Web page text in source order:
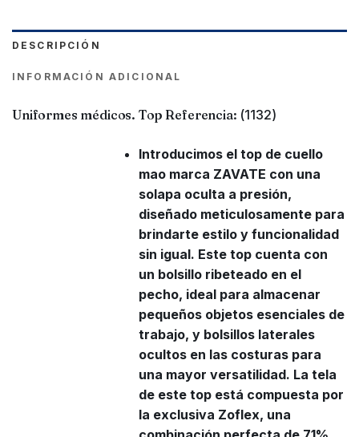
DESCRIPCIÓN
INFORMACIÓN ADICIONAL
Uniformes médicos. Top Referencia: (1132)
Introducimos el top de cuello
mao marca ZAVATE con una
solapa oculta a presión,
diseñado meticulosamente para
brindarte estilo y funcionalidad
sin igual. Este top cuenta con
un bolsillo ribeteado en el
pecho, ideal para almacenar
pequeños objetos esenciales de
trabajo, y bolsillos laterales
ocultos en las costuras para
una mayor versatilidad. La tela
de este top está compuesta por
la exclusiva Zoflex, una